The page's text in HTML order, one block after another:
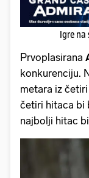
Igre na
Prvoplasirana
konkurenciju.
metara iz
četiri hitaca bi
najbolji hitac